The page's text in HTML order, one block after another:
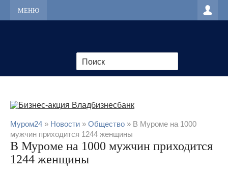
МЕНЮ
Муром24 » Новости » Общество » В Муроме на 1000
мужчин приходится 1244 женщины
В Муроме на 1000 мужчин приходится
1244 женщины